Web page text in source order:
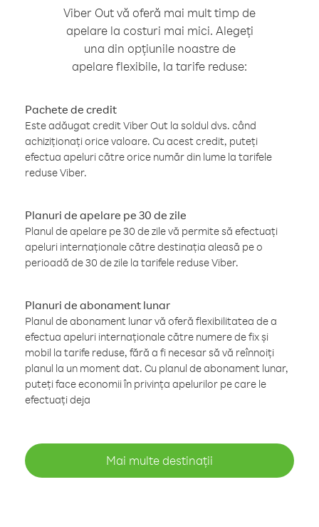
Viber Out vă oferă mai mult timp de
apelare la costuri mai mici. Alegeți
una din opțiunile noastre de
apelare flexibile, la tarife reduse:
Pachete de credit
Este adăugat credit Viber Out la soldul dvs. când
achiziționați orice valoare. Cu acest credit, puteți
efectua apeluri către orice număr din lume la tarifele
reduse Viber.
Planuri de apelare pe 30 de zile
Planul de apelare pe 30 de zile vă permite să efectuați
apeluri internaționale către destinația aleasă pe o
perioadă de 30 de zile la tarifele reduse Viber.
Planuri de abonament lunar
Planul de abonament lunar vă oferă flexibilitatea de a
efectua apeluri internaționale către numere de fix și
mobil la tarife reduse, fără a fi necesar să vă reînnoiți
planul la un moment dat. Cu planul de abonament lunar,
puteți face economii în privința apelurilor pe care le
efectuați deja
Mai multe destinații